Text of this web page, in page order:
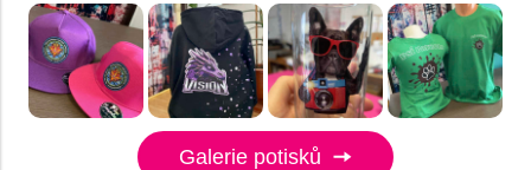
Galerie potisků